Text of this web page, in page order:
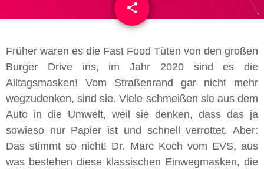
share
email
Früher waren es die Fast Food Tüten von den großen
Burger Drive ins, im Jahr 2020 sind es die
Alltagsmasken! Vom Straßenrand gar nicht mehr
wegzudenken, sind sie. Viele schmeißen sie aus dem
Auto in die Umwelt, weil sie denken, dass das ja
sowieso nur Papier ist und schnell verrottet. Aber:
Das stimmt so nicht! Dr. Marc Koch vom EVS, aus
was bestehen diese klassischen Einwegmasken, die